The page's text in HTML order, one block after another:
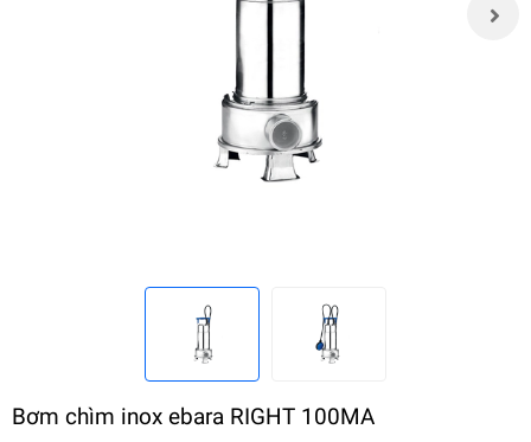
Bơm chìm inox ebara RIGHT 100MA